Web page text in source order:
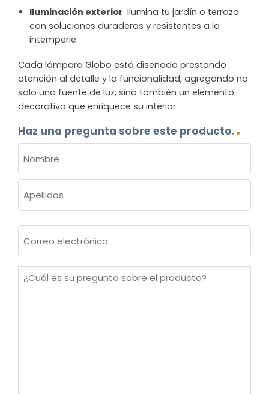
Iluminación exterior: Ilumina tu jardín o terraza
con soluciones duraderas y resistentes a la
intemperie.
Cada lámpara Globo está diseñada prestando
atención al detalle y la funcionalidad, agregando no
solo una fuente de luz, sino también un elemento
decorativo que enriquece su interior.
Haz una pregunta sobre este producto.
(OBLIGATORIO)
Nombre
electrónico
¿Cuál